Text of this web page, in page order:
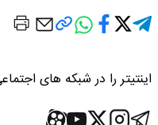
اینتیتر را در شبکه های